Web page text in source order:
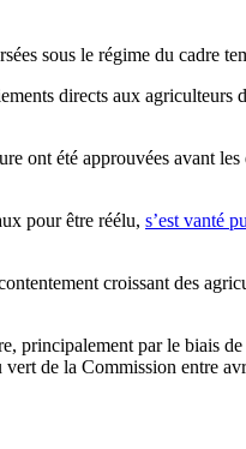
sous le régime du cadre
directs aux
ont été approuvées avant
pour être réélu, s’est vanté
croissant des
principalement par le biais de
vert de la Commission entre